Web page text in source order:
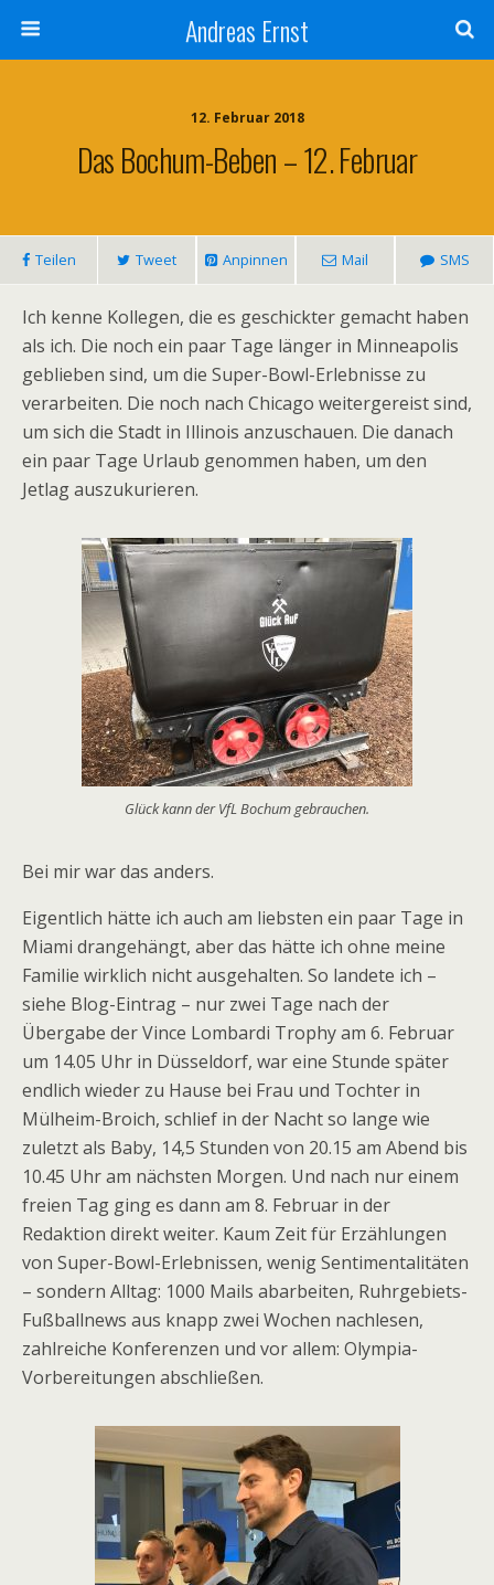
Andreas Ernst
12. Februar 2018
Das Bochum-Beben – 12. Februar
Teilen Tweet Anpinnen Mail SMS
Ich kenne Kollegen, die es geschickter gemacht haben
als ich. Die noch ein paar Tage länger in Minneapolis
geblieben sind, um die Super-Bowl-Erlebnisse zu
verarbeiten. Die noch nach Chicago weitergereist sind,
um sich die Stadt in Illinois anzuschauen. Die danach
ein paar Tage Urlaub genommen haben, um den
Jetlag auszukurieren.
Glück kann der VfL Bochum gebrauchen.
Bei mir war das anders.
Eigentlich hätte ich auch am liebsten ein paar Tage in
Miami drangehängt, aber das hätte ich ohne meine
Familie wirklich nicht ausgehalten. So landete ich –
siehe Blog-Eintrag – nur zwei Tage nach der
Übergabe der Vince Lombardi Trophy am 6. Februar
um 14.05 Uhr in Düsseldorf, war eine Stunde später
endlich wieder zu Hause bei Frau und Tochter in
Mülheim-Broich, schlief in der Nacht so lange wie
zuletzt als Baby, 14,5 Stunden von 20.15 am Abend bis
10.45 Uhr am nächsten Morgen. Und nach nur einem
freien Tag ging es dann am 8. Februar in der
Redaktion direkt weiter. Kaum Zeit für Erzählungen
von Super-Bowl-Erlebnissen, wenig Sentimentalitäten
– sondern Alltag: 1000 Mails abarbeiten, Ruhrgebiets-
Fußballnews aus knapp zwei Wochen nachlesen,
zahlreiche Konferenzen und vor allem: Olympia-
Vorbereitungen abschließen.